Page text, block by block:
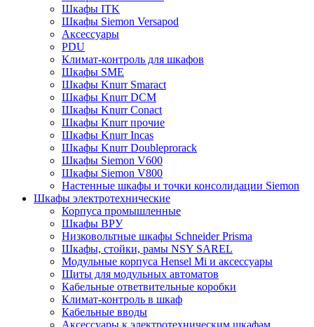
Шкафы ITK
Шкафы Siemon Versapod
Аксессуары
PDU
Климат-контроль для шкафов
Шкафы SME
Шкафы Knurr Smaract
Шкафы Knurr DCM
Шкафы Knurr Conact
Шкафы Knurr прочие
Шкафы Knurr Incas
Шкафы Knurr Doubleprorack
Шкафы Siemon V600
Шкафы Siemon V800
Настенные шкафы и точки консолидации Siemon
Шкафы электротехнические
Корпуса промышленные
Шкафы ВРУ
Низковольтные шкафы Schneider Prisma
Шкафы, стойки, рамы NSY SAREL
Модульные корпуса Hensel Mi и аксессуары
Щиты для модульных автоматов
Кабельные ответвительные коробки
Климат-контроль в шкаф
Кабельные вводы
Аксессуары к электротехническим шкафам